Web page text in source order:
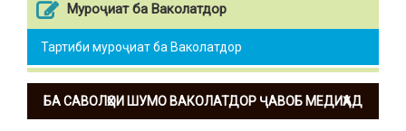
Муроҷиат ба Ваколатдор
Тартиби муроҷиат ба Ваколатдор
БА САВОЛҲОИ ШУМО ВАКОЛАТДОР ҶАВОБ МЕДИҲАД